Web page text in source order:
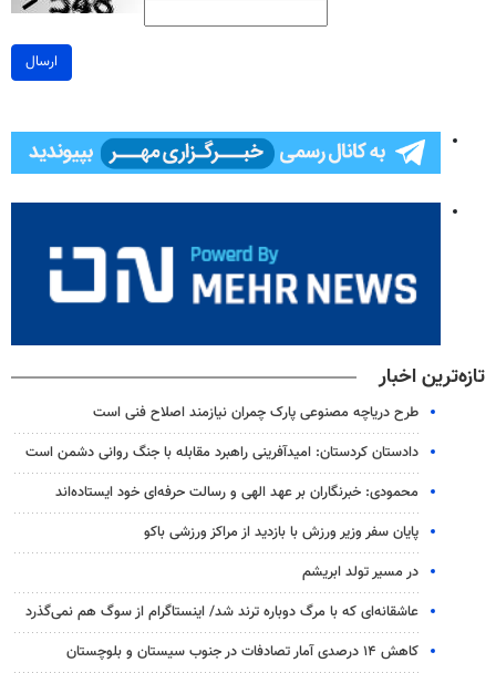
ارسال
تازه‌ترین اخبار
طرح دریاچه مصنوعی پارک چمران نیازمند اصلاح فنی است
دادستان کردستان: امیدآفرینی راهبرد مقابله با جنگ روانی دشمن است
محمودی: خبرنگاران بر عهد الهی و رسالت حرفه‌ای خود ایستاده‌اند
پایان سفر وزیر ورزش با بازدید از مراکز ورزشی باکو
در مسیر تولد ابریشم
عاشقانه‌ای که با مرگ دوباره ترند شد/ اینستاگرام از سوگ هم نمی‌گذرد
کاهش ۱۴ درصدی آمار تصادفات در جنوب سیستان و بلوچستان